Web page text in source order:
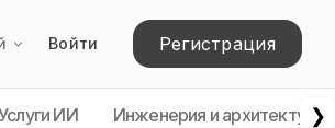
Войти Регистрация
ИИ Инженерия и архитектура
❯